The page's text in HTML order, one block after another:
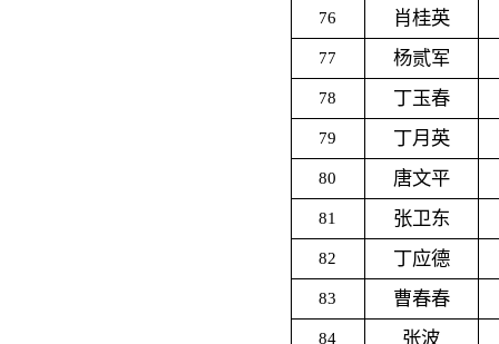
76 肖桂英
77 杨贰军
78 丁玉春
79 丁月英
80 唐文平
81 张卫东
82 丁应德
83 曹春春
84 张波